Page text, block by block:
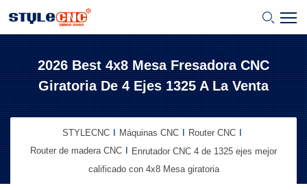
2026 Best 4x8 Mesa Fresadora CNC
Giratoria De 4 Ejes 1325 A La Venta
STYLECNC Máquinas CNC
Router CNC
Router de madera CNC
Enrutador CNC 4 de 1325 ejes mejor
calificado con 4x8 Mesa giratoria